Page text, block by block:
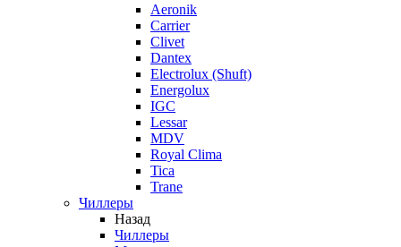
Aeronik
Carrier
Clivet
Dantex
Electrolux (Shuft)
Energolux
IGC
Lessar
MDV
Royal Clima
Tica
Trane
Чиллеры
Назад
Чиллеры